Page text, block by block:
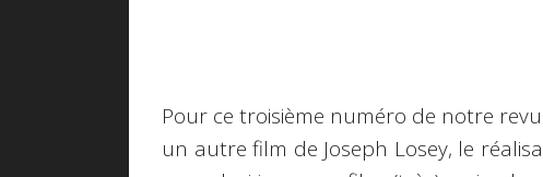
Pour ce troisième numéro de notre
un autre film de Joseph Losey, le